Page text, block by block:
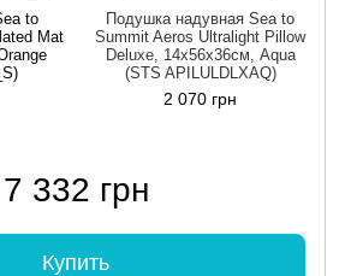
to
Mat
Подушка надувная Sea to
Summit Aeros Ultralight Pillow
Deluxe, 14х56х36см, Aqua
(STS APILULDLXAQ)
2 070 грн
7 332 грн
Купить